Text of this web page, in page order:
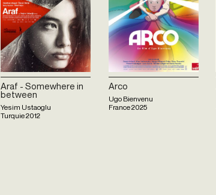
Araf - Somewhere in
between
Yesim Ustaoglu
Turquie2012
Arco
Ugo Bienvenu
France2025